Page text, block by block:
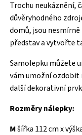
Trochu neukáznění,
důvěryhodného
domů, jsou
představ a vytvořte
Samolepku můžete
vám umožní ozdobit
další dekorativní
Rozměry nálepky:
Mšířka 112 cm x